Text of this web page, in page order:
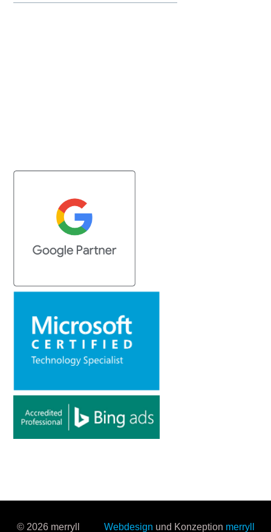
© 2026 merryll Webdesign und Konzeption merryll